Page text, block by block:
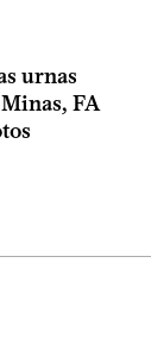
urnas
FA